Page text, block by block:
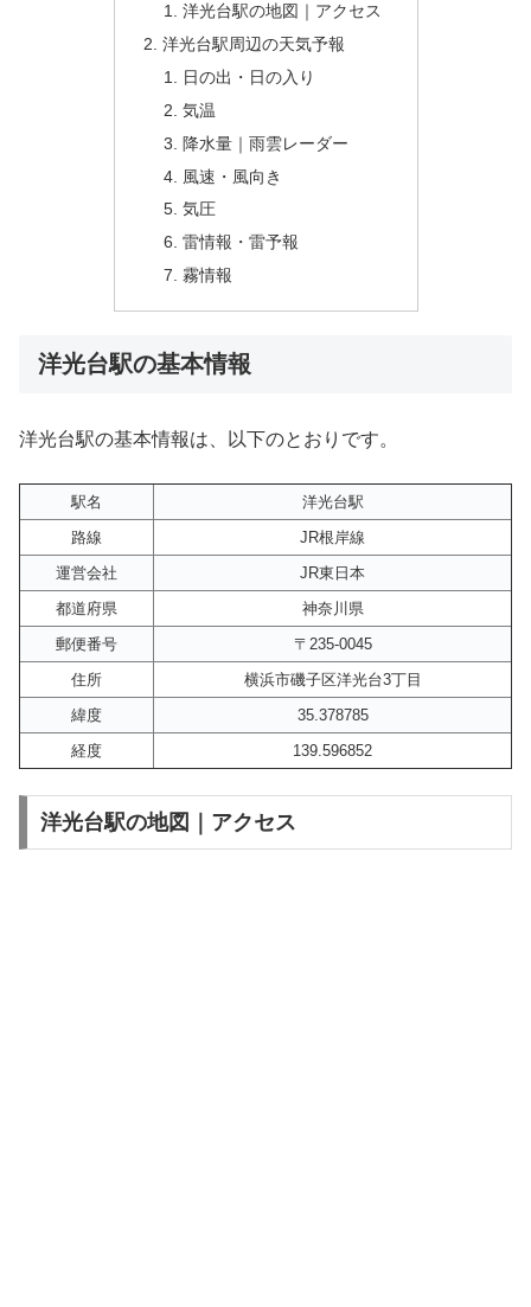
洋光台駅の地図｜アクセス
洋光台駅周辺の天気予報
日の出・日の入り
気温
降水量｜雨雲レーダー
風速・風向き
気圧
雷情報・雷予報
霧情報
洋光台駅の基本情報
洋光台駅の基本情報は、以下のとおりです。
駅名
洋光台駅
路線
JR根岸線
運営会社
JR東日本
都道府県
神奈川県
郵便番号
〒235-0045
住所
横浜市磯子区洋光台3丁目
緯度
35.378785
経度
139.596852
洋光台駅の地図｜アクセス